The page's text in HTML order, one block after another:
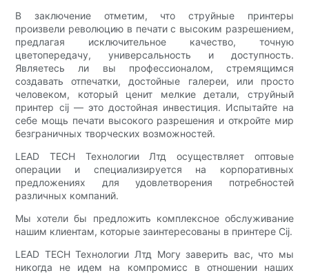
В заключение отметим, что струйные принтеры
произвели революцию в печати с высоким разрешением,
предлагая исключительное качество, точную
цветопередачу, универсальность и доступность.
Являетесь ли вы профессионалом, стремящимся
создавать отпечатки, достойные галереи, или просто
человеком, который ценит мелкие детали, струйный
принтер cij — это достойная инвестиция. Испытайте на
себе мощь печати высокого разрешения и откройте мир
безграничных творческих возможностей.
LEAD TECH Технологии Лтд осуществляет оптовые
операции и специализируется на корпоративных
предложениях для удовлетворения потребностей
различных компаний.
Мы хотели бы предложить комплексное обслуживание
нашим клиентам, которые заинтересованы в принтере Cij.
LEAD TECH Технологии Лтд Могу заверить вас, что мы
никогда не идем на компромисс в отношении наших